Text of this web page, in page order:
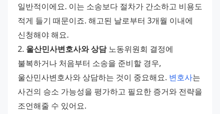
일반적이에요. 이는 소송보다 절차가 간소하고 비용도
적게 들기 때문이죠. 해고된 날로부터 3개월 이내에
신청해야 해요.
2. 울산민사변호사와 상담 노동위원회 결정에
불복하거나 처음부터 소송을 준비할 경우,
울산민사변호사와 상담하는 것이 중요해요. 변호사는
사건의 승소 가능성을 평가하고 필요한 증거와 전략을
조언해줄 수 있어요.